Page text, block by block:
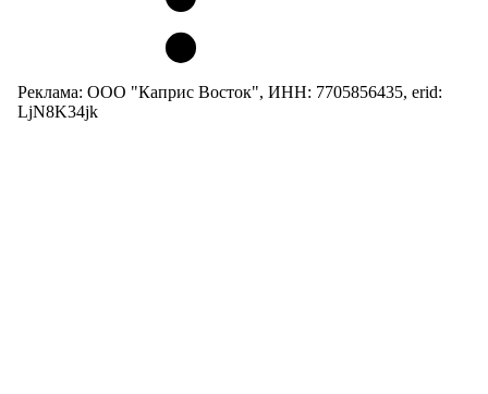
Реклама: ООО "Каприс Восток", ИНН: 7705856435, erid:
LjN8K34jk